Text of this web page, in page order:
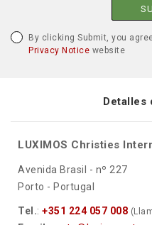
By clicking Submit, you
Privacy Notice website
Detalles
LUXIMOS Christies
Avenida Brasil - nº 227
Porto - Portugal
Tel.: +351 224 057 008